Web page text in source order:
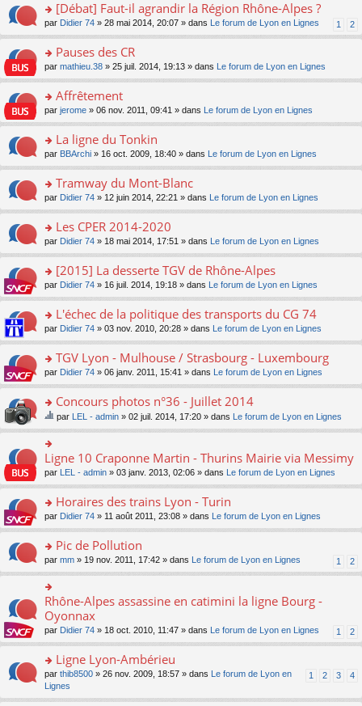
ult
er
le
m
e
a
g
e
n
n
le
pl
u
ré
c
e
nt
o
n
ult
er
le
m
e
a
g
e
n
n
le
pl
u
ré
c
e
nt
[Débat] Faut-il agrandir la Région Rhône-Alpes ?
1 2
par Didier 74 » 28 mai 2014, 20:07 » dans Le forum de Lyon en Lignes
o
n
ult
er
le
m
e
a
g
e
n
n
le
pl
u
ré
c
e
nt
Pauses des CR
par mathieu.38 » 25 juil. 2014, 19:13 » dans Le forum de Lyon en Lignes
o
n
ult
er
le
m
e
a
g
e
n
n
le
pl
u
ré
c
e
nt
Affrêtement
par jerome » 06 nov. 2011, 09:41 » dans Le forum de Lyon en Lignes
o
n
ult
er
le
m
e
a
g
e
n
n
le
pl
u
ré
c
e
nt
La ligne du Tonkin
par BBArchi » 16 oct. 2009, 18:40 » dans Le forum de Lyon en Lignes
o
n
ult
er
le
m
e
a
g
e
n
n
le
pl
u
s
ré
c
e
nt
Tramway du Mont-Blanc
par Didier 74 » 12 juin 2014, 22:21 » dans Le forum de Lyon en Lignes
o
n
ult
er
le
m
e
a
g
e
n
lu
le
pl
u
s
c
e
nt
Les CPER 2014-2020
par Didier 74 » 18 mai 2014, 17:51 » dans Le forum de Lyon en Lignes
o
n
ult
er
le
m
e
a
g
e
n
o
lu
le
pl
u
s
c
e
nt
[2015] La desserte TGV de Rhône-Alpes
par Didier 74 » 16 juil. 2014, 19:18 » dans Le forum de Lyon en Lignes
o
n
ult
er
le
m
e
a
g
e
n
o
lu
le
pl
u
s
ré
c
e
nt
L'échec de la politique des transports du CG 74
par Didier 74 » 03 nov. 2010, 20:28 » dans Le forum de Lyon en Lignes
o
n
ult
er
le
m
s
g
e
n
o
lu
le
pl
u
s
ré
nt
TGV Lyon - Mulhouse / Strasbourg - Luxembourg
par Didier 74 » 06 janv. 2011, 15:41 » dans Le forum de Lyon en Lignes
o
n
s
ult
er
le
m
e
s
g
e
n
o
n
lu
le
pl
u
s
ré
c
Concours photos n°36 - Juillet 2014
e
su
jet
co
nti
en
t
un
ag
e.
par LEL - admin » 02 juil. 2014, 17:20 » dans Le forum de Lyon en Lignes
n
er
le
m
e
s
a
g
e
n
o
le
pl
u
s
Ligne 10 Craponne Martin - Thurins Mairie via Messimy
par LEL - admin » 03 janv. 2013, 02:06 » dans Le forum de Lyon en Lignes
o
n
ult
er
le
m
e
s
a
e
n
n
Horaires des trains Lyon - Turin
par Didier 74 » 11 août 2011, 23:08 » dans Le forum de Lyon en Lignes
o
n
s
ult
er
le
m
e
s
a
Pic de Pollution
1 2
par mm » 19 nov. 2011, 17:42 » dans Le forum de Lyon en Lignes
o
n
ult
er
le
m
e
s
Rhône-Alpes assassine en catimini la ligne Bourg -
Oyonnax
1 2
par Didier 74 » 18 oct. 2010, 11:47 » dans Le forum de Lyon en Lignes
o
s
Ligne Lyon-Ambérieu
1 2 3 4
par thib8500 » 26 nov. 2009, 18:57 » dans
Le forum de Lyon en
Lignes